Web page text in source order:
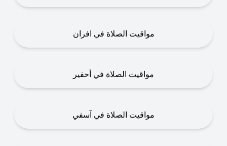
مواقيت الصلاة في افران
مواقيت الصلاة في أحفير
مواقيت الصلاة في آسفي